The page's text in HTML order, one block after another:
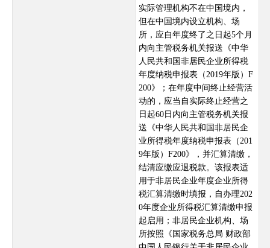
实际管理机构不在中国境内，
但在中国境内设立机构、场
所，应自年度终了之日起5个月
内向主管税务机关报送《中华
人民共和国非居民企业所得税
年度纳税申报表（2019年版）F
200》；在年度中间终止经营活
动的，应当自实际终止经营之
日起60日内向主管税务机关报
送《中华人民共和国非居民企
业所得税年度纳税申报表（201
9年版）F200》，并汇算清缴，
结清应缴应退税款。该报表适
用于非居民企业年度企业所得
税汇算清缴时填报，自办理202
0年度企业所得税汇算清缴申报
起启用；非居民企业机构、场
所按照《国家税务总局 财政部